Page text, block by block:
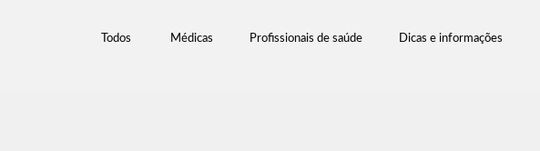
Todos Médicas Profissionais de saúde Dicas e informações